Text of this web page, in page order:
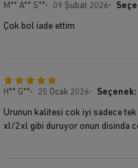
M** A** S** 09 Şubat 2026
Çok bol iade ettim
H** G** 25 Ocak 2026 Seçenek:
Urunun kalitesi cok iyi sadece
xl/2xl gibi duruyor onun disinda